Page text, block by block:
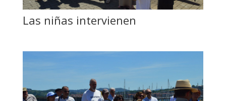
Las niñas intervienen